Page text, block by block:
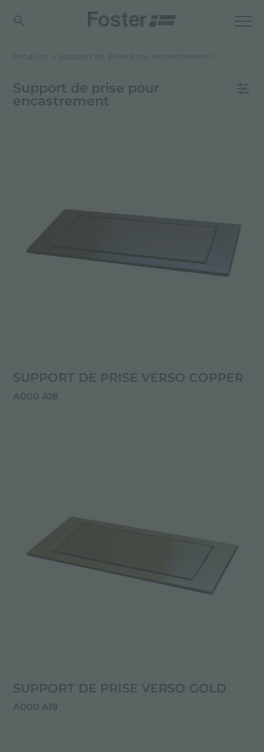
produits > support de prise pour encastrement
Support de prise pour
encastrement
SUPPORT DE PRISE VERSO COPPER
A000 A18
SUPPORT DE PRISE VERSO GOLD
A000 A19